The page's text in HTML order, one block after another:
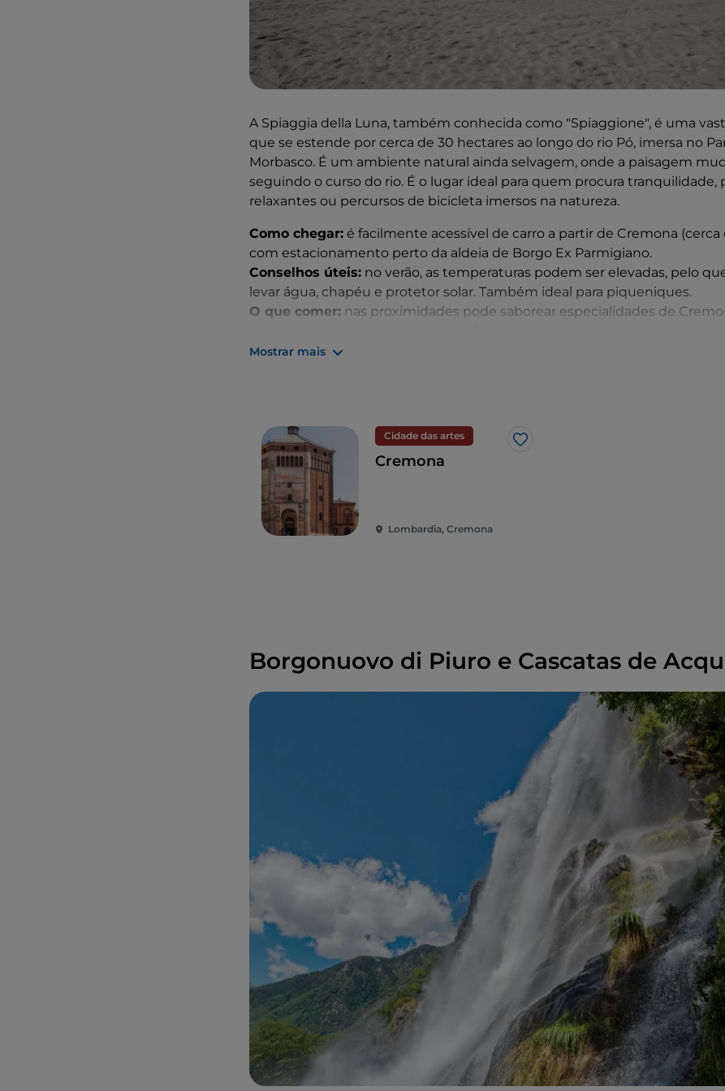
A Spiaggia della Luna, também conhecida como "Spiaggione", é uma
que se estende por cerca de 30 hectares ao longo do rio Pó, imersa no
Morbasco. É um ambiente natural ainda selvagem, onde a paisagem
seguindo o curso do rio. É o lugar ideal para quem procura tranquilidade,
relaxantes ou percursos de bicicleta imersos na natureza.
Como chegar: é facilmente acessível de carro a partir de Cremona (cerca
com estacionamento perto da aldeia de Borgo Ex Parmigiano.
Conselhos úteis: no verão, as temperaturas podem ser elevadas, pelo
levar água, chapéu e protetor solar. Também ideal para piqueniques.
O que comer: nas proximidades pode saborear especialidades de
Mostrar mais
Cidade das artes
Gosto
Cremona
Lombardia, Cremona
Borgonuovo di Piuro e Cascatas de